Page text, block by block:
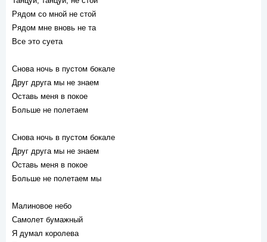
Рядом со мной не стой
Рядом мне вновь не та
Все это суета
Снова ночь в пустом бокале
Друг друга мы не знаем
Оставь меня в покое
Больше не полетаем
Снова ночь в пустом бокале
Друг друга мы не знаем
Оставь меня в покое
Больше не полетаем мы
Малиновое небо
Самолет бумажный
Я думал королева